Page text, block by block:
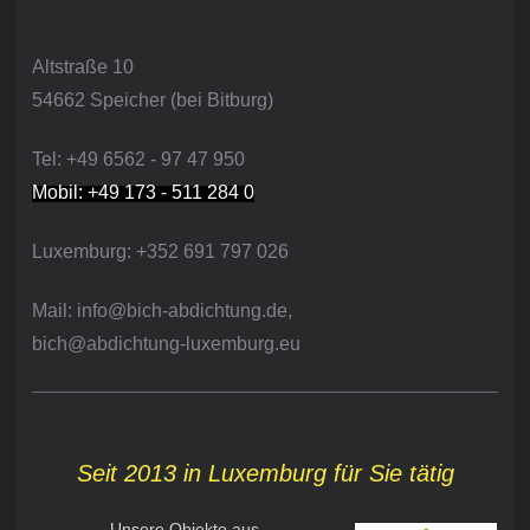
Altstraße 10
54662 Speicher (bei Bitburg)
Tel: +49 6562 - 97 47 950
Mobil: +49 173 - 511 284 0
Luxemburg: +352 691 797 026
Mail: info@bich-abdichtung.de,
bich@abdichtung-luxemburg.eu
Seit 2013 in Luxemburg für Sie tätig